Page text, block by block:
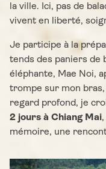
la ville. Ici, pas de
vivent en liberté,
Je participe à la
tends des paniers de
éléphante, Mae Noi,
trompe sur mon bras,
regard profond, je
2 jours à Chiang Mai
mémoire, une